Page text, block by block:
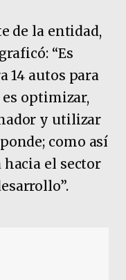
de la entidad,
“Es
14 autos para
es optimizar,
y utilizar
como así
el sector